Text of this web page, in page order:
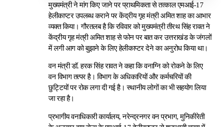
मुख्यमंत्री ने मांग किए जाने पर प्राथमिकता से तत्काल एमआई-17
हेलीकाप्टर उपलब्ध कराने पर केंद्रीय गृह मंत्री अमित शाह का आभार
व्यक्त किया। गौरतलब है कि रविवार को मुख्यमंत्री तीरथ सिंह रावत ने
केंद्रीय गृह मंत्री अमित शाह से फोन पर बात कर उत्तराखंड के जंगलों
में लगी आग को बुझाने के लिए हेलीकाप्टर देने का अनुरोध किया था।
वन मंत्री डॉ. हरक सिंह रावत ने कहा कि वनाग्नि को रोकने के लिए
वन विभाग तत्पर है। विभाग के अधिकारियों और कर्मचरियों की
छुट्टियों पर रोक लगा दी गई है। स्थानीय लोगों का भी सहयोग लिया
जा रहा है।
प्रभागीय वनाधिकारी कार्यालय, नरेन्द्रनगर वन प्रभाग, मुनिकीरेती